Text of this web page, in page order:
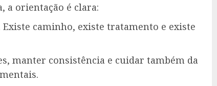
a orientação é clara:
Existe caminho, existe tratamento e existe
manter consistência e cuidar também da